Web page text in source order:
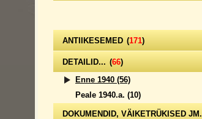
ANTIIKESEMED (171)
DETAILID... (66)
Enne 1940 (56)
Peale 1940.a. (10)
DOKUMENDID, VÄIKETRÜKISED JM.